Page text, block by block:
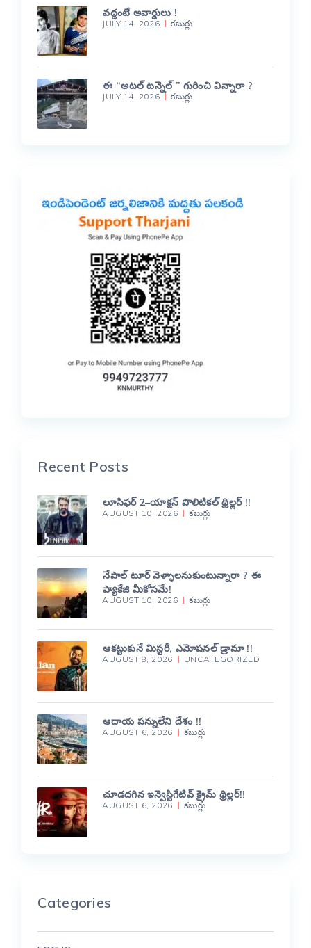
వద్దంటే అవార్డులు !
JULY 14, 2026 కబుర్లు
ఈ “అటల్ టన్నెల్ ” గురించి విన్నారా ?
JULY 14, 2026 కబుర్లు
Recent Posts
లూసిఫర్ 2–యాక్షన్ పొలిటికల్ థ్రిల్లర్ !!
AUGUST 10, 2026 కబుర్లు
నేపాల్ టూర్ వెళ్ళాలనుకుంటున్నారా ? ఈ
ప్యాకేజి మీకోసమే!
AUGUST 10, 2026 కబుర్లు
ఆకట్టుకునే మిస్టరీ, ఎమోషనల్ డ్రామా !!
AUGUST 8, 2026 UNCATEGORIZED
ఆదాయ పన్నులేని దేశం !!
AUGUST 6, 2026 కబుర్లు
చూడదగిన ఇన్వెస్టిగేటివ్ క్రైమ్ థ్రిల్లర్!!
AUGUST 6, 2026 కబుర్లు
Categories